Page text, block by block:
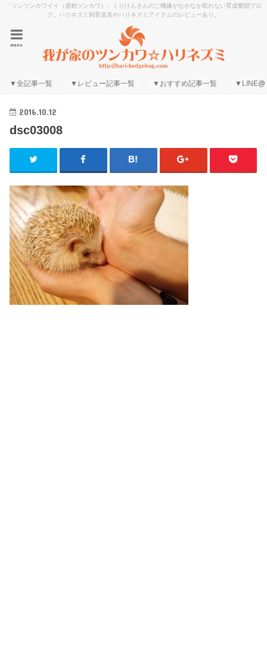
「ツンツンカワイイ（通称ツンカワ）」くりけんさんのご機嫌がなかなか取れない育成奮闘ブロ
グ。ハリネズミ飼育道具やハリネズミアイテムのレビューあり。
menu
▼全記事一覧 ▼レビュー記事一覧 ▼おすすめ記事一覧 ▼LINE@
2016.10.12
dsc03008